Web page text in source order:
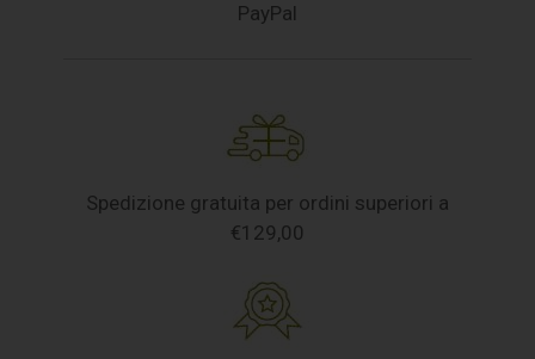
PayPal
Spedizione gratuita per ordini superiori a
€129,00